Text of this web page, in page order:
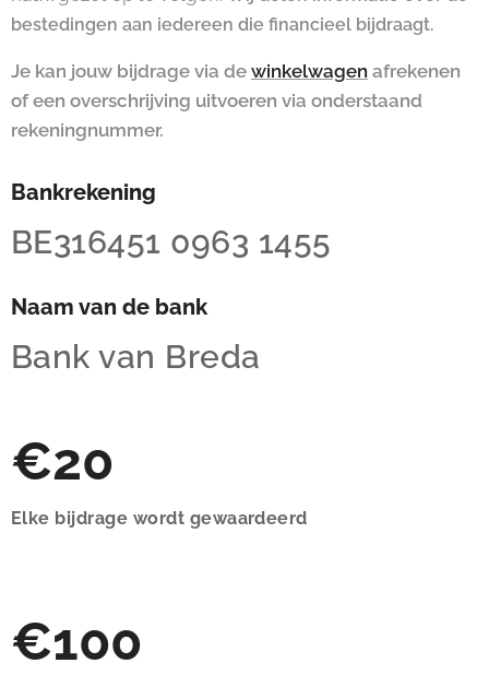
bestedingen aan iedereen die financieel bijdraagt.
Je kan jouw bijdrage via de winkelwagen afrekenen
of een overschrijving uitvoeren via onderstaand
rekeningnummer.
Bankrekening
BE316451 0963 1455
Naam van de bank
Bank van Breda
€20
Elke bijdrage wordt gewaardeerd
€100